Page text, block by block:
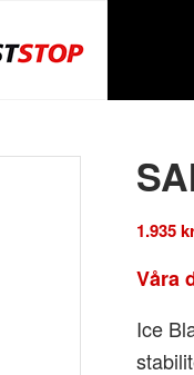
1.935
Våra
Ice